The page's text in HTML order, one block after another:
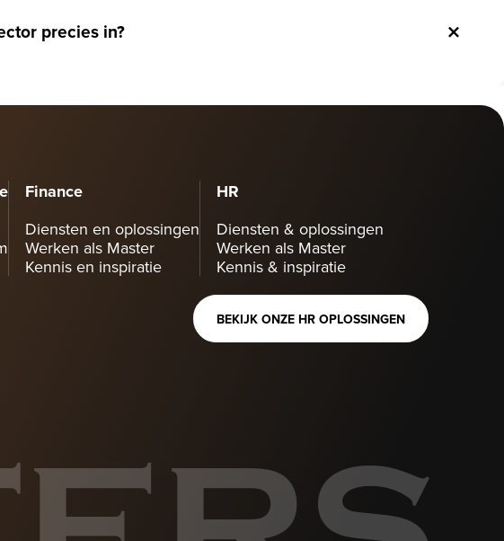
precies in?
Finance
Diensten en oplossingen
Werken als Master
Kennis en inspiratie
HR
Diensten & oplossingen
Werken als Master
Kennis & inspiratie
BEKIJK ONZE HR OPLOSSINGEN